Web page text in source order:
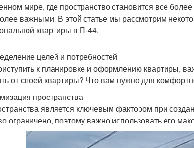
мире, где пространство становится все
важными. В этой статье мы рассмотрим
квартиры в П-44.
целей и потребностей
к планировке и оформлению квартиры,
от своей квартиры? Что вам нужно для
пространства
является ключевым фактором при
ограничено, поэтому важно использовать его